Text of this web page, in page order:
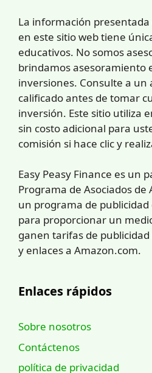
La información
en este sitio web tiene
educativos. No somos
brindamos asesoramiento
inversiones. Consulte a un
calificado antes de tomar
inversión. Este sitio utiliza
sin costo adicional para
comisión si hace clic y
Easy Peasy Finance es un
Programa de Asociados de
un programa de
para proporcionar un
ganen tarifas de
y enlaces a Amazon.com.
Enlaces rápidos
Sobre nosotros
Contáctenos
política de privacidad